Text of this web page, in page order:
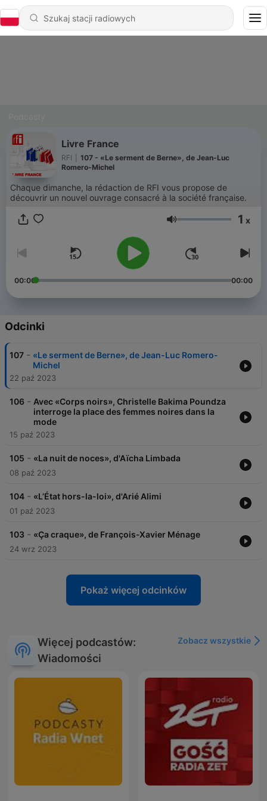
Livre France
RFI
107 - «Le serment de Berne», de Jean-Luc
Romero-Michel
Chaque dimanche, la rédaction de RFI vous propose de
découvrir un nouvel ouvrage consacré à la société française.
Głośność 1 x
00:00 00:00
Odcinki
107 - «Le serment de Berne», de Jean-Luc Romero-
Michel
22 paź 2023
106 - Avec «Corps noirs», Christelle Bakima Poundza
interroge la place des femmes noires dans la
mode
15 paź 2023
105 - «La nuit de noces», d'Aïcha Limbada
08 paź 2023
104 - «L’État hors-la-loi», d'Arié Alimi
01 paź 2023
103 - «Ça craque», de François-Xavier Ménage
24 wrz 2023
Pokaż więcej odcinków
Więcej podcastów:
Wiadomości
Zobacz wszystkie